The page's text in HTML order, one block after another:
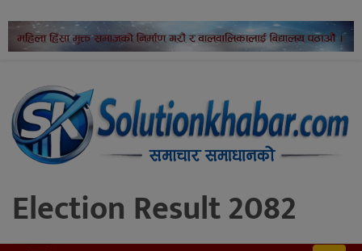
Election Result 2082